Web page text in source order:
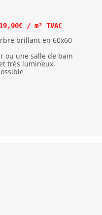
/ m² TVAC
brillant en 60x60
ou une salle de bain
très lumineux.